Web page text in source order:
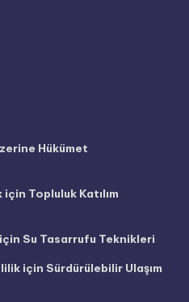
Hükümet
için Topluluk Katılım
Su Tasarrufu Teknikleri
için Sürdürülebilir Ulaşım